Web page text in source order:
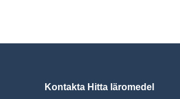
Kontakta Hitta läromedel